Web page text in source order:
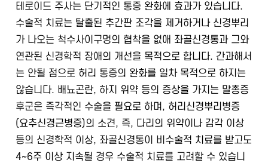
테로이드 주사는 단기적인 통증 완화에 효과가 있습니다.
수술적 치료는 탈출된 추간판 조각을 제거하거나 신경뿌리
가 나오는 척수사이구멍의 협착을 없애 좌골신경통과 그와
연관된 신경학적 장애의 개선을 목적으로 합니다. 간과해서
는 안될 점으로 허리 통증의 완화를 일차 목적으로 하지는
않습니다. 배뇨곤란, 하지 위약 등의 증상을 가지는 말총증
후군은 즉각적인 수술을 필요로 하며, 허리신경뿌리병증
(요추신경근병증)의 소견, 즉, 다리의 위약이나 감각 이상
등의 신경학적 이상, 좌골신경통이 비수술적 치료를 받고도
4~6주 이상 지속될 경우 수술적 치료를 고려할 수 있습니